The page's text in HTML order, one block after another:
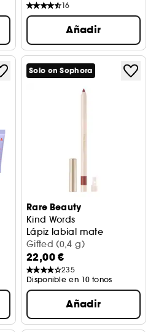
16
Añadir
Solo en Sephora
Rare Beauty
Kind Words
Lápiz labial mate
Gifted (0,4 g)
22,00 €
235
Disponible en 10 tonos
Añadir